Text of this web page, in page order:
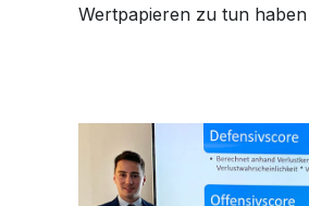
Wertpapieren zu tun